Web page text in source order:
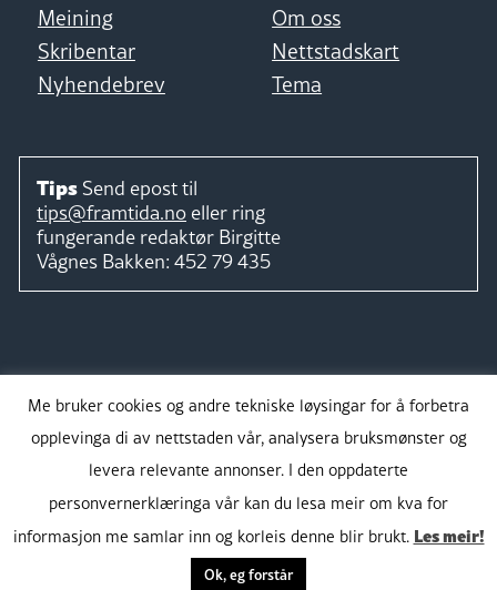
Meining
Om oss
Skribentar
Nettstadskart
Nyhendebrev
Tema
Tips Send epost til
tips@framtida.no eller ring
fungerande redaktør Birgitte
Vågnes Bakken: 452 79 435
Takk for støtta:
Me bruker cookies og andre tekniske løysingar for å forbetra
opplevinga di av nettstaden vår, analysera bruksmønster og
levera relevante annonser. I den oppdaterte
personvernerklæringa vår kan du lesa meir om kva for
informasjon me samlar inn og korleis denne blir brukt. Les meir!
Ok, eg forstår